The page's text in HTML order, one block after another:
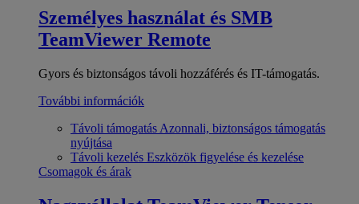
Személyes használat és SMB
TeamViewer Remote
Gyors és biztonságos távoli hozzáférés és IT-támogatás.
További információk
Távoli támogatás Azonnali, biztonságos támogatás
nyújtása
Távoli kezelés Eszközök figyelése és kezelése
Csomagok és árak